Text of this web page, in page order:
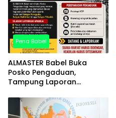
Pena Babel
ALMASTER Babel Buka
Posko Pengaduan,
Tampung Laporan
yang Diamankan Satgas